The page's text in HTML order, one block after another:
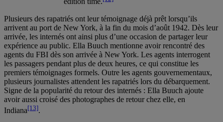
Plusieurs des rapatriés ont leur témoignage déjà prêt lorsqu’ils
arrivent au port de New York, à la fin du mois d’août 1942. Dès leur
arrivée, les internés ont ainsi plus d’une occasion de partager leur
expérience au public. Ella Buuch mentionne avoir rencontré des
agents du FBI dès son arrivée à New York. Les agents interrogent
les passagers pendant plus de deux heures, ce qui constitue les
premiers témoignages formels. Outre les agents gouvernementaux,
plusieurs journalistes attendent les rapatriés lors du débarquement.
Signe de la popularité du retour des internés : Ella Buuch ajoute
avoir aussi croisé des photographes de retour chez elle, en
Indiana[13].